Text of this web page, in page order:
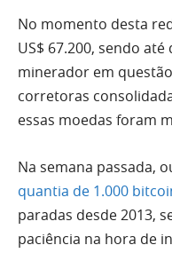
No momento desta
US$ 67.200, sendo
minerador em
corretoras
essas moedas foram
Na semana passada,
quantia de 1.000
paradas desde 2013,
paciência na hora de